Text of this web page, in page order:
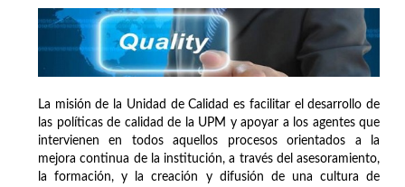
La misión de la Unidad de Calidad es facilitar el desarrollo de
las políticas de calidad de la UPM y apoyar a los agentes que
intervienen en todos aquellos procesos orientados a la
mejora continua de la institución, a través del asesoramiento,
la formación, y la creación y difusión de una cultura de